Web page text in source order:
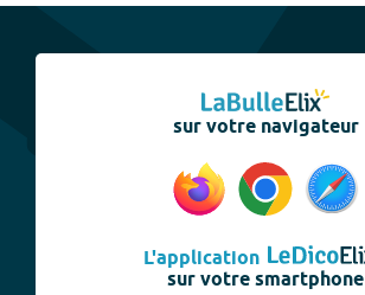
sur votre navigateur
L'application
sur votre smartphone